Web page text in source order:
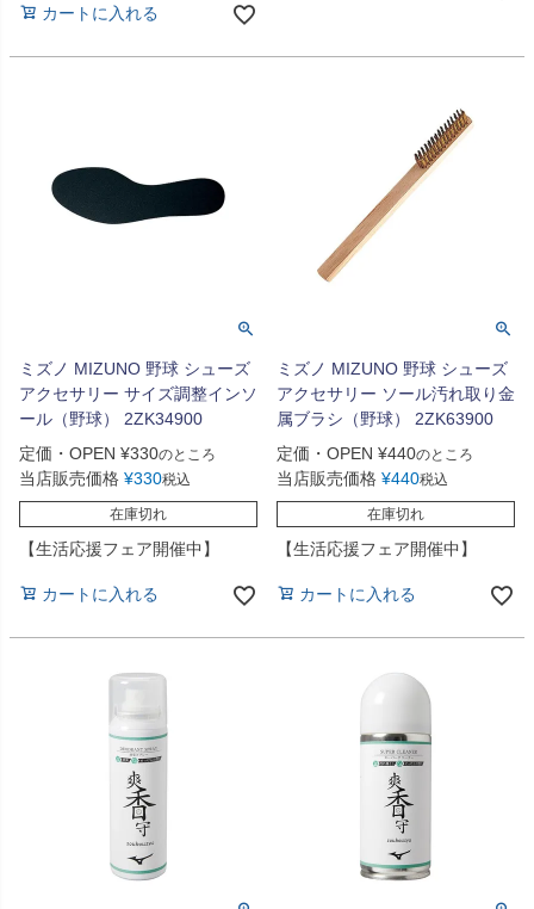
カートに入れる
ミズノ MIZUNO 野球 シューズ
アクセサリー サイズ調整インソ
ール（野球） 2ZK34900
定価・OPEN ¥330のところ
当店販売価格 ¥330税込
在庫切れ
【生活応援フェア開催中】
カートに入れる
ミズノ MIZUNO 野球 シューズ
アクセサリー ソール汚れ取り金
属ブラシ（野球） 2ZK63900
定価・OPEN ¥440のところ
当店販売価格 ¥440税込
在庫切れ
【生活応援フェア開催中】
カートに入れる